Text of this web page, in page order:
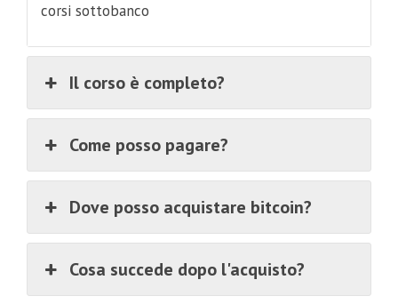
corsi sottobanco
Il corso è completo?
Come posso pagare?
Dove posso acquistare bitcoin?
Cosa succede dopo l'acquisto?